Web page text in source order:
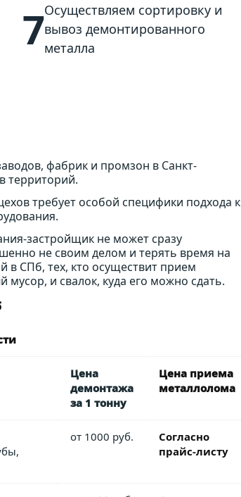
7Осуществляем сортировку и
вывоз демонтированного
металла
фабрик и промзон в Санкт-
территорий.
требует особой специфики подхода к
застройщик не может сразу
не своим делом и терять время на
в СПб, тех, кто осуществит прием
и свалок, куда его можно сдать.
Цена
демонтажа
за 1 тонну
Цена приема
металлолома
от 1000 руб.
Согласно
прайс-листу